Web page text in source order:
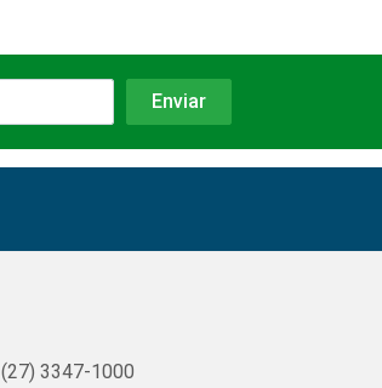
(27) 3347-1000